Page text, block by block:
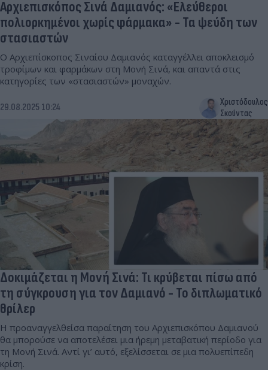
Αρχιεπισκόπος Σινά Δαμιανός: «Ελεύθεροι
πολιορκημένοι χωρίς φάρμακα» - Τα ψεύδη των
στασιαστών
Ο Αρχιεπίσκοπος Σιναίου Δαμιανός καταγγέλλει αποκλεισμό
τροφίμων και φαρμάκων στη Μονή Σινά, και απαντά στις
κατηγορίες των «στασιαστών» μοναχών.
29.08.2025 10:24
Χριστόδουλος
Σκούντας
Δοκιμάζεται η Μονή Σινά: Τι κρύβεται πίσω από
τη σύγκρουση για τον Δαμιανό - Το διπλωματικό
θρίλερ
Η προαναγγελθείσα παραίτηση του Αρχιεπισκόπου Δαμιανού
θα μπορούσε να αποτελέσει μια ήρεμη μεταβατική περίοδο για
τη Μονή Σινά. Αντί γι’ αυτό, εξελίσσεται σε μια πολυεπίπεδη
κρίση.